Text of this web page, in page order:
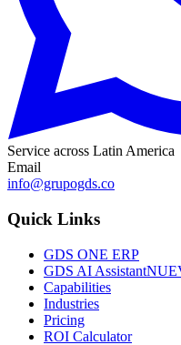
Service across Latin America
Email
info@grupogds.co
Quick Links
GDS ONE ERP
GDS AI Assistant
Capabilities
Industries
Pricing
ROI Calculator